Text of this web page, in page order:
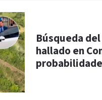
Búsqueda
hallado en